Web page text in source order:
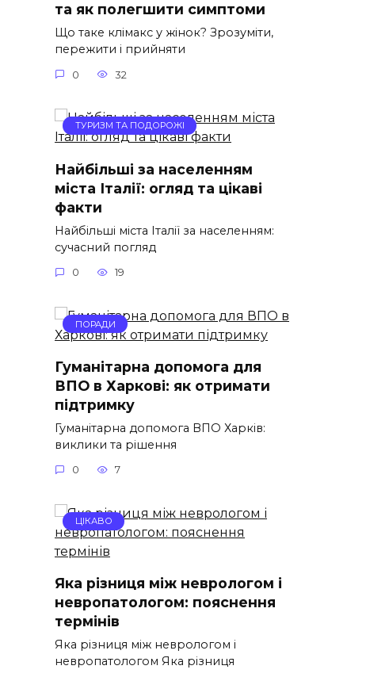
та як полегшити симптоми
Що таке клімакс у жінок? Зрозуміти,
пережити і прийняти
0 32
ТУРИЗМ ТА ПОДОРОЖІ
Найбільші за населенням
міста Італії: огляд та цікаві
факти
Найбільші міста Італії за населенням:
сучасний погляд
0 19
ПОРАДИ
Гуманітарна допомога для
ВПО в Харкові: як отримати
підтримку
Гуманітарна допомога ВПО Харків:
виклики та рішення
0 7
ЦІКАВО
Яка різниця між неврологом і
невропатологом: пояснення
термінів
Яка різниця між неврологом і
невропатологом Яка різниця